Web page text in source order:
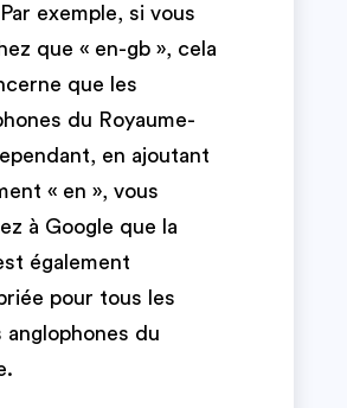
exemple, si vous
que « en-gb », cela
que les
du Royaume-
en ajoutant
« en », vous
à Google que la
également
pour tous les
anglophones du